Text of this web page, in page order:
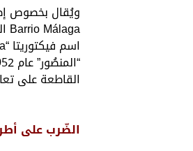
ويُقال بخصوص
القاطعة على
الضّرب على